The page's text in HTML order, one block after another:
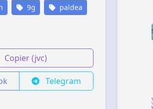
9g paldea
Copier (jvc)
Telegram